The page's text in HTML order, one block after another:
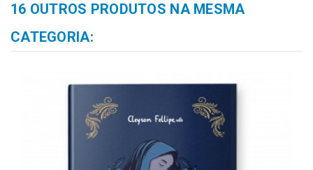
16 OUTROS PRODUTOS NA MESMA
CATEGORIA: